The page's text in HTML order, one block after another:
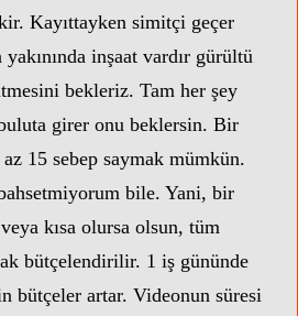
Kayıttayken simitçi geçer
yakınında inşaat vardır gürültü
bekleriz. Tam her şey
girer onu beklersin. Bir
15 sebep saymak mümkün.
bile. Yani, bir
kısa olursa olsun, tüm
bütçelendirilir. 1 iş gününde
bütçeler artar. Videonun süresi